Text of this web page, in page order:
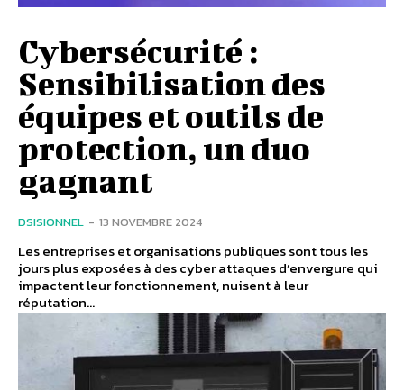
Cybersécurité :
Sensibilisation des
équipes et outils de
protection, un duo
gagnant
DSISIONNEL - 13 NOVEMBRE 2024
Les entreprises et organisations publiques sont tous les
jours plus exposées à des cyber attaques d’envergure qui
impactent leur fonctionnement, nuisent à leur
réputation...